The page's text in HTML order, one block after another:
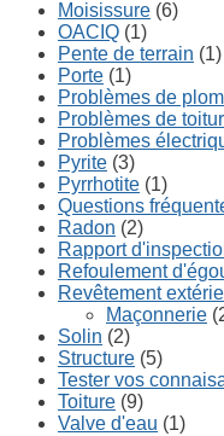
Moisissure (6)
OACIQ (1)
Pente de terrain (1)
Porte (1)
Problèmes de
Problèmes de
Problèmes
Pyrite (3)
Pyrrhotite (1)
Questions
Radon (2)
Rapport
Refoulement
Revêtement
Maçonnerie
Solin (2)
Structure (5)
Tester vos
Toiture (9)
Valve d'eau (1)